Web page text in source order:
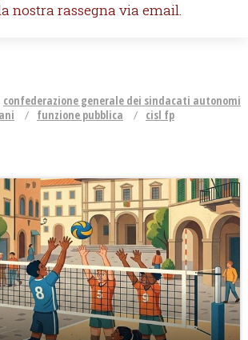
nostra rassegna via email.
confederazione generale dei sindacati autonomi
funzione pubblica cisl fp